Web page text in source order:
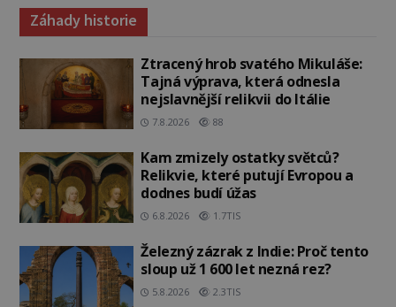
Záhady historie
Ztracený hrob svatého Mikuláše:
Tajná výprava, která odnesla
nejslavnější relikvii do Itálie
7.8.2026 88
Kam zmizely ostatky světců?
Relikvie, které putují Evropou a
dodnes budí úžas
6.8.2026 1.7TIS
Železný zázrak z Indie: Proč tento
sloup už 1 600 let nezná rez?
5.8.2026 2.3TIS